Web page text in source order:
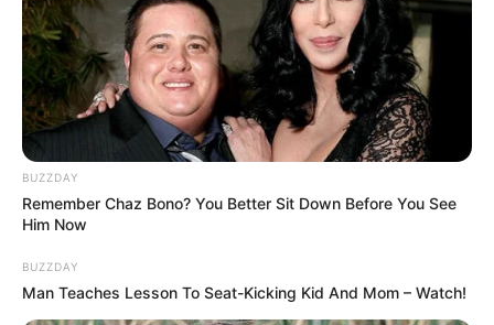
Скандал у Берегівському ТЦК:
сотням чоловіків незаконно
скасовували відстрочки та не
(фото)
09.08.2026
BUZZDAY
Remember Chaz Bono? You Better Sit Down Before You See
Him Now
BUZZDAY
Man Teaches Lesson To Seat-Kicking Kid And Mom – Watch!